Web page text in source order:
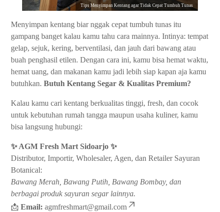
Tips Menyimpan Kentang agar Tidak Cepat Tumbuh Tunas
Menyimpan kentang biar nggak cepat tumbuh tunas itu
gampang banget kalau kamu tahu cara mainnya. Intinya: tempat
gelap, sejuk, kering, berventilasi, dan jauh dari bawang atau
buah penghasil etilen. Dengan cara ini, kamu bisa hemat waktu,
hemat uang, dan makanan kamu jadi lebih siap kapan aja kamu
butuhkan. Butuh Kentang Segar & Kualitas Premium?
Kalau kamu cari kentang berkualitas tinggi, fresh, dan cocok
untuk kebutuhan rumah tangga maupun usaha kuliner, kamu
bisa langsung hubungi:
✨ AGM Fresh Mart Sidoarjo ✨
Distributor, Importir, Wholesaler, Agen, dan Retailer Sayuran
Botanical:
Bawang Merah, Bawang Putih, Bawang Bombay, dan
berbagai produk sayuran segar lainnya.
📩 Email: agmfreshmart@gmail.com